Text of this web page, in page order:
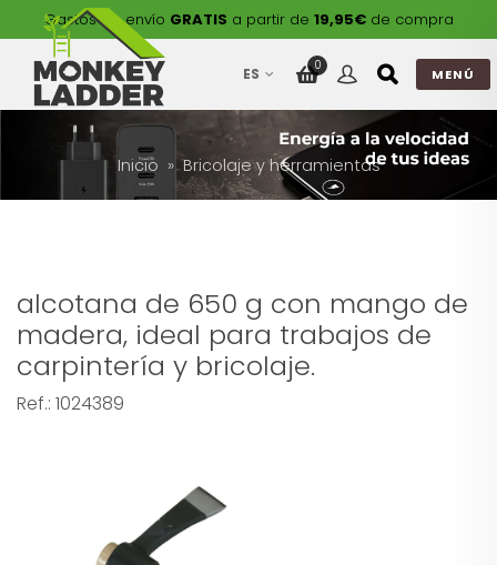
Gastos de envío GRATIS a partir de 19,95€de compra
ES 0
MENÚ
Inicio Bricolaje y herramientas
alcotana de 650 g con mango de
madera, ideal para trabajos de
carpintería y bricolaje.
Ref.: 1024389